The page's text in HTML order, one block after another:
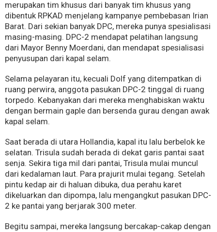
merupakan tim khusus dari banyak tim khusus yang
dibentuk RPKAD menjelang kampanye pembebasan Irian
Barat. Dari sekian banyak DPC, mereka punya spesialisasi
masing-masing. DPC-2 mendapat pelatihan langsung
dari Mayor Benny Moerdani, dan mendapat spesialisasi
penyusupan dari kapal selam.
Selama pelayaran itu, kecuali Dolf yang ditempatkan di
ruang perwira, anggota pasukan DPC-2 tinggal di ruang
torpedo. Kebanyakan dari mereka menghabiskan waktu
dengan bermain gaple dan bersenda gurau dengan awak
kapal selam.
Saat berada di utara Hollandia, kapal itu lalu berbelok ke
selatan. Trisula sudah berada di dekat garis pantai saat
senja. Sekira tiga mil dari pantai, Trisula mulai muncul
dari kedalaman laut. Para prajurit mulai tegang. Setelah
pintu kedap air di haluan dibuka, dua perahu karet
dikeluarkan dan dipompa, lalu mengangkut pasukan DPC-
2 ke pantai yang berjarak 300 meter.
Begitu sampai, mereka langsung bercakap-cakap dengan